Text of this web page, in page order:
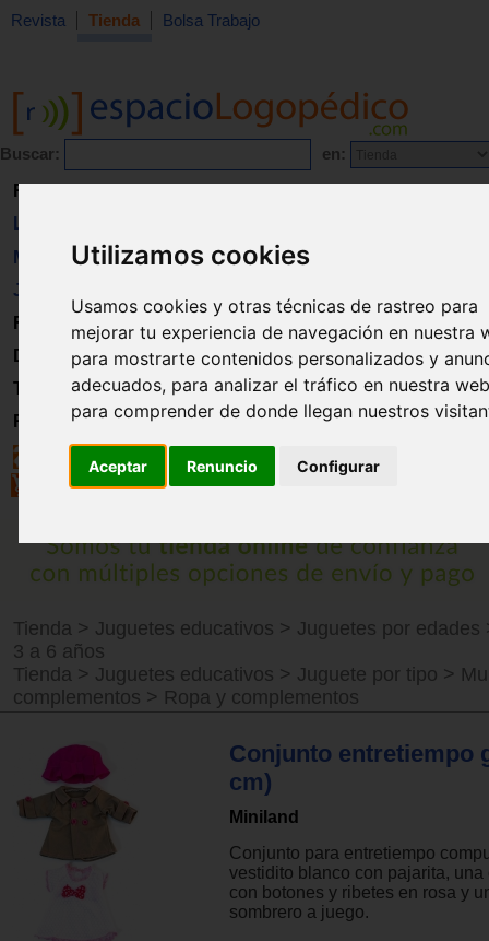
Utilizamos cookies
Usamos cookies y otras técnicas de rastreo para
mejorar tu experiencia de navegación en nuestra
para mostrarte contenidos personalizados y
adecuados, para analizar el tráfico en nuestra
para comprender de donde llegan nuestros
Aceptar Renuncio Configurar
Revista Tienda Bolsa Trabajo
Buscar: en:
Revista
Libros
Material
Juguetes
Formación
Directorio
Trabajo
Registro
Tienda > Juguetes educativos > Juguetes por edades
3 a 6 años
Tienda > Juguetes educativos > Juguete por tipo >
complementos > Ropa y complementos
Conjunto entretiempo
cm)
Miniland
Conjunto para entretiempo
vestidito blanco con pajarita, una
con botones y ribetes en rosa y
sombrero a juego.